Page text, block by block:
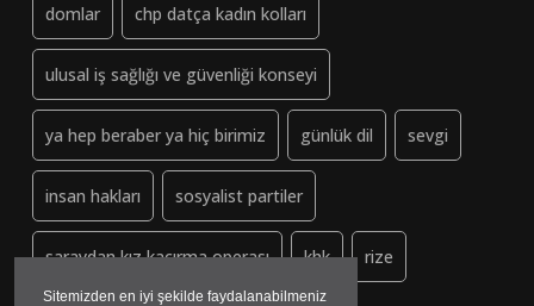
Sitemizden en iyi şekilde faydalanabilmeniz
domlar chp datça kadın kolları
ulusal iş sağlığı ve güvenliği konseyi
ya hep beraber ya hiç birimiz günlük dil sevgi
insan hakları sosyalist partiler
saraydan kız kaçırma operası khk rize